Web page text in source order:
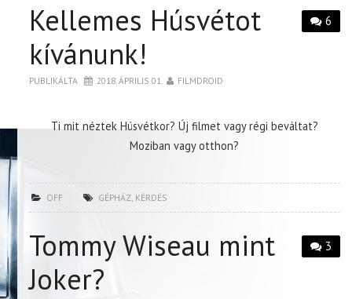
6
Kellemes Húsvétot
kívánunk!
PUBLIKÁLTA 2018. ÁPRILIS 01. FILMDROID
Ti mit néztek Húsvétkor? Új filmet vagy régi beváltat?
Moziban vagy otthon?
OFF GÉPHÁZ, KÉRDÉS
3
Tommy Wiseau mint
Joker?